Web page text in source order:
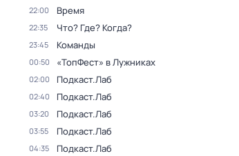
22:00 Время
22:35 Что? Где? Когда?
23:45 Команды
00:50 «ТопФест» в Лужниках
02:00 Подкаст.Лаб
02:40 Подкаст.Лаб
03:20 Подкаст.Лаб
03:55 Подкаст.Лаб
04:35 Подкаст.Лаб